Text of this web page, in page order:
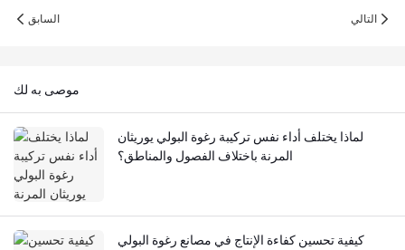
السابق التالي
موصى به لك
لماذا يختلف أداء نفس تركيبة رغوة البولي يوريثان
المرنة باختلاف الفصول والمناطق؟
كيفية تحسين كفاءة الإنتاج في مصانع رغوة البولي